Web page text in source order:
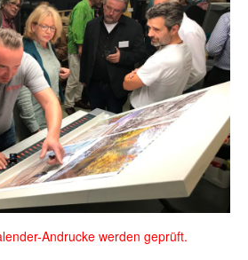
Andrucke werden geprüft.